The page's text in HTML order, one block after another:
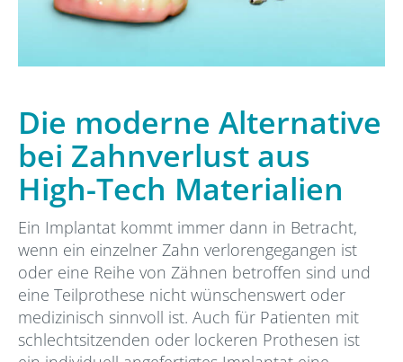
Die moderne Alternative
bei Zahnverlust aus
High-Tech Materialien
Ein Implantat kommt immer dann in Betracht,
wenn ein einzelner Zahn verlorengegangen ist
oder eine Reihe von Zähnen betroffen sind und
eine Teilprothese nicht wünschenswert oder
medizinisch sinnvoll ist. Auch für Patienten mit
schlechtsitzenden oder lockeren Prothesen ist